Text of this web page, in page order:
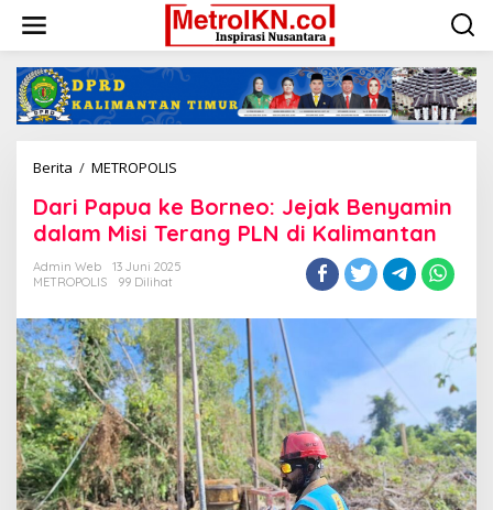
konten
Berita / METROPOLIS
ke
Borneo:
Jejak
Benyamin
Terang
PLN
di
Kalimantan
Dari Papua ke Borneo: Jejak Benyamin
dalam Misi Terang PLN di Kalimantan
Admin Web
13 Juni 2025
METROPOLIS
99 Dilihat